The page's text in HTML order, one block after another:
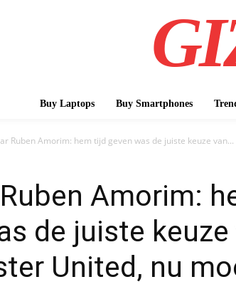
Buy Laptops Buy Smartphones
Ruben Amorim: hem tijd geven was de juiste keuze van...
Amorim:
de juiste keuze
United, nu